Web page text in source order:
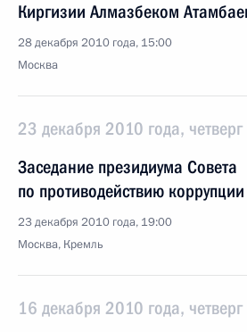
Киргизии Алмазбеком
28 декабря 2010 года, 15:00
Москва
23 декабря 2010 года, четверг
Заседание президиума Совета
по противодействию коррупции
23 декабря 2010 года, 19:00
Москва, Кремль
16 декабря 2010 года, четверг